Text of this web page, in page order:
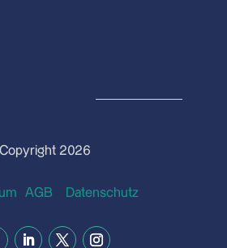
Copyright 2026
AGB Datenschutz